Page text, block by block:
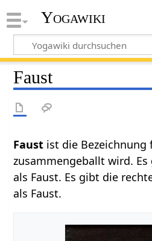
Yogawiki
Faust
ist die Bezeichnung
zusammengeballt wird.
als Faust. Es gibt die
als Faust.